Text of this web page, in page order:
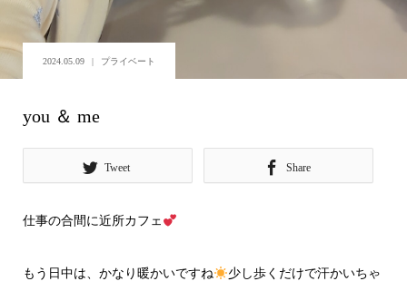
2024.05.09 プライベート
you ＆ me
Tweet Share
仕事の合間に近所カフェ
もう日中は、かなり暖かいですね
少し歩くだけで汗かいちゃ